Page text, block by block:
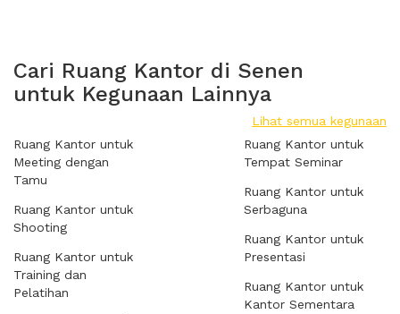
Cari Ruang Kantor di Senen
untuk Kegunaan Lainnya
Lihat semua kegunaan
Ruang Kantor untuk
Meeting dengan
Tamu
Ruang Kantor untuk
Shooting
Ruang Kantor untuk
Training dan
Pelatihan
Ruang Kantor untuk
Tempat Seminar
Ruang Kantor untuk
Serbaguna
Ruang Kantor untuk
Presentasi
Ruang Kantor untuk
Kantor Sementara